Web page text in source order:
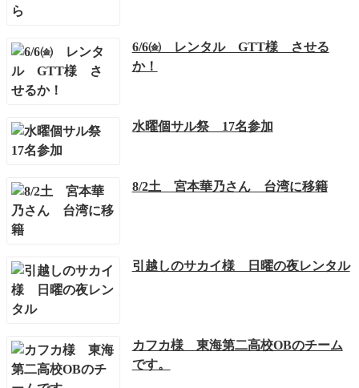
6/6㈮ レンタル GTT様 させる
か！
水曜個サル祭 17名参加
8/2土 宮本華乃さん 台湾に移籍
引越しのサカイ様 日曜の夜レンタル
カフカ様 東海第二高校OBのチーム
です。